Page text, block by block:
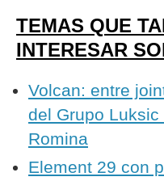
TEMAS QUE
INTERESAR
Volcan: entre
del Grupo
Romina
Element 29 con